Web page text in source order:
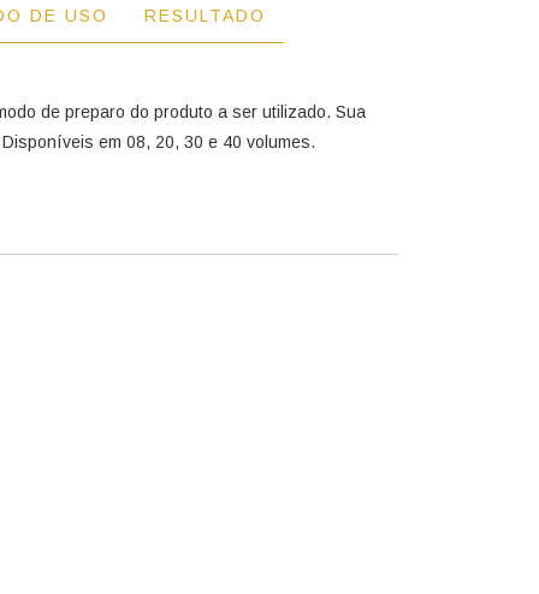
DE USO RESULTADO
de preparo do produto a ser utilizado. Sua
em 08, 20, 30 e 40 volumes.